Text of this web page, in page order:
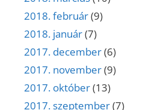
2018. február(9)
2018. január(7)
2017. december(6)
2017. november(9)
2017. október(13)
2017. szeptember(7)